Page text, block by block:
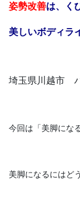
姿勢改善は、く
美しいボディラ
埼玉県川越市
今回は「美脚にな
美脚になるにはど